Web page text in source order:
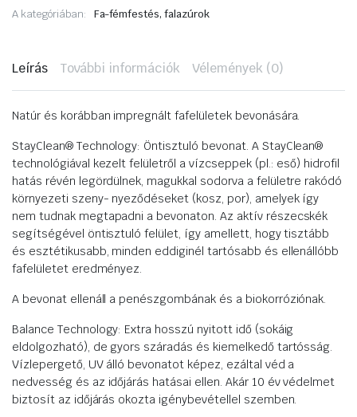
mennyiség
A kategóriában: Fa-fémfestés, falazúrok
Leírás További információk Vélemények (0)
Natúr és korábban impregnált fafelületek bevonására.
StayClean® Technology: Öntisztuló bevonat. A StayClean®
technológiával kezelt felületről a vízcseppek (pl.: eső) hidrofil
hatás révén legördülnek, magukkal sodorva a felületre rakódó
környezeti szeny- nyeződéseket (kosz, por), amelyek így
nem tudnak megtapadni a bevonaton. Az aktív részecskék
segítségével öntisztuló felület, így amellett, hogy tisztább
és esztétikusabb, minden eddiginél tartósabb és ellenállóbb
fafelületet eredményez.
A bevonat ellenáll a penészgombának és a biokorróziónak.
Balance Technology: Extra hosszú nyitott idő (sokáig
eldolgozható), de gyors száradás és kiemelkedő tartósság.
Vízlepergető, UV álló bevonatot képez, ezáltal véd a
nedvesség és az időjárás hatásai ellen. Akár 10 év védelmet
biztosít az időjárás okozta igénybevétellel szemben.